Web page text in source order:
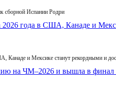
сборной Испании Родри
и Мексике станут рекордными и